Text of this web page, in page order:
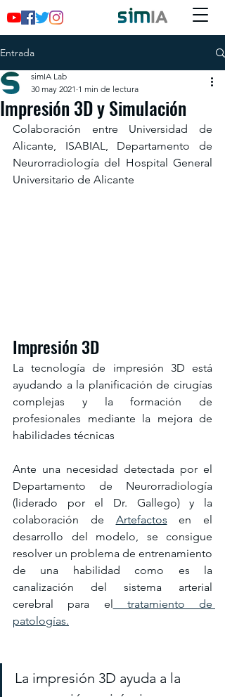
Entrada
Impresión 3D y Simulación
simIA Lab
30 may 2021 1 min de lectura
Colaboración entre Universidad de
Alicante, ISABIAL, Departamento de
Neurorradiología del Hospital General
Universitario de Alicante
Impresión 3D
La tecnología de impresión 3D está
ayudando a la planificación de cirugías
complejas y la formación de
profesionales mediante la mejora de
habilidades técnicas
Ante una necesidad detectada por el
Departamento de Neurorradiología
(liderado por el Dr. Gallego) y la
colaboración de Artefactos en el
desarrollo del modelo, se consigue
resolver un problema de entrenamiento
de una habilidad como es la
canalización del sistema arterial
cerebral para el tratamiento de
patologías.
La impresión 3D ayuda a la